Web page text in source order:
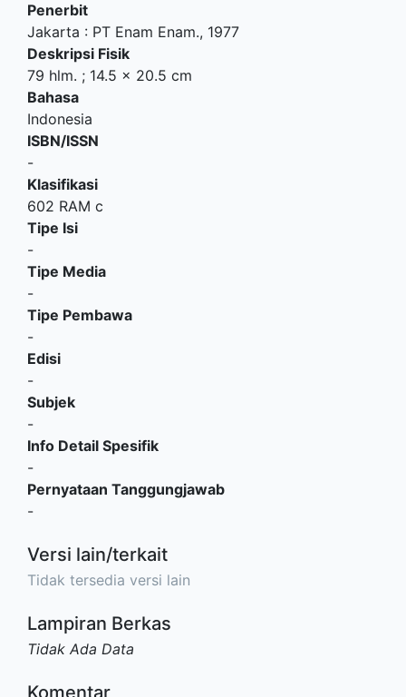
Penerbit
Jakarta : PT Enam Enam., 1977
Deskripsi Fisik
79 hlm. ; 14.5 x 20.5 cm
Bahasa
Indonesia
ISBN/ISSN
-
Klasifikasi
602 RAM c
Tipe Isi
-
Tipe Media
-
Tipe Pembawa
-
Edisi
-
Subjek
-
Info Detail Spesifik
-
Pernyataan Tanggungjawab
-
Versi lain/terkait
Tidak tersedia versi lain
Lampiran Berkas
Tidak Ada Data
Komentar